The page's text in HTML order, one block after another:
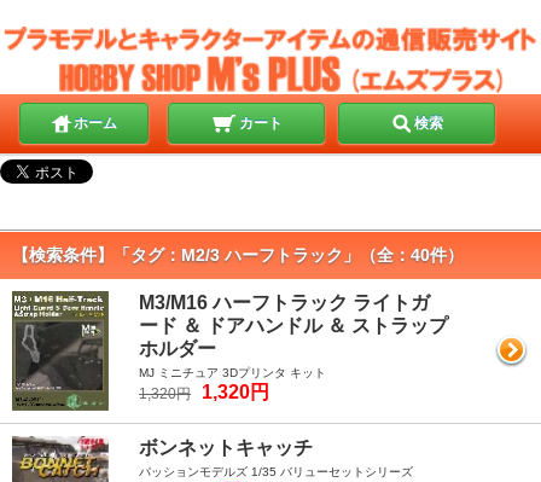
ホーム カート 検索
【検索条件】「タグ：M2/3 ハーフトラック」（全：40件）
M3/M16 ハーフトラック ライトガ
ード ＆ ドアハンドル ＆ ストラップ
ホルダー
MJ ミニチュア 3Dプリンタ キット
1,320円 1,320円
ボンネットキャッチ
パッションモデルズ 1/35 バリューセットシリーズ